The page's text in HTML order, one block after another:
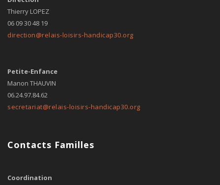
Thierry LOPEZ
06 09 30 48 19
direction@relais-loisirs-handicap30.org
Petite-Enfance
Manon THAUVIN
06.24.97.84.62
secretariat@relais-loisirs-handicap30.org
Contacts Familles
Coordination